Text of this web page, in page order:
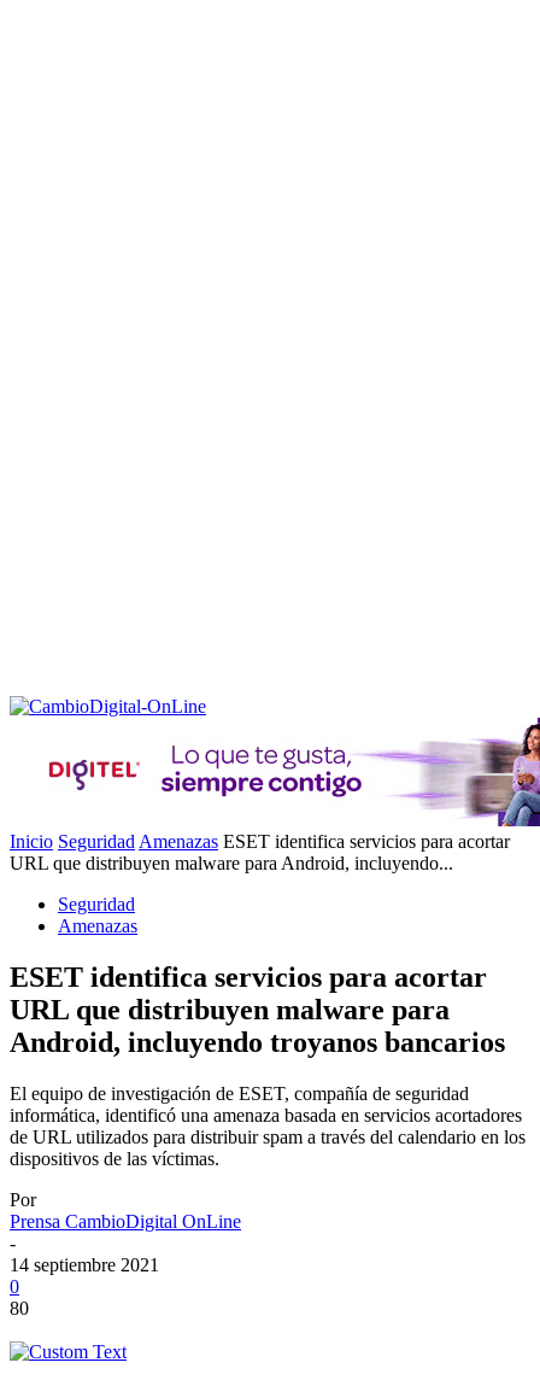
Inicio Seguridad Amenazas ESET identifica servicios para acortar
URL que distribuyen malware para Android, incluyendo...
Seguridad
Amenazas
ESET identifica servicios para acortar
URL que distribuyen malware para
Android, incluyendo troyanos bancarios
El equipo de investigación de ESET, compañía de seguridad
informática, identificó una amenaza basada en servicios acortadores
de URL utilizados para distribuir spam a través del calendario en los
dispositivos de las víctimas.
Por
Prensa CambioDigital OnLine
-
14 septiembre 2021
0
80